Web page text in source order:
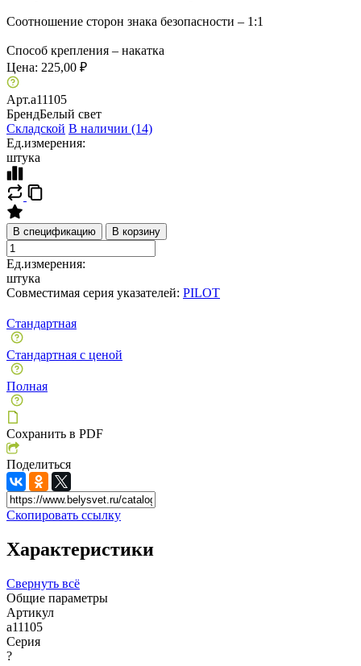
Соотношение сторон знака безопасности – 1:1
Способ крепления – накатка
Цена: 225,00 ₽
Арт.a11105
БрендБелый свет
Складской В наличии (14)
Ед.измерения:
штука
В спецификацию В корзину
Ед.измерения:
штука
Совместимая серия указателей: PILOT
Стандартная
Стандартная с ценой
Полная
Сохранить в PDF
Поделиться
Скопировать ссылку
Характеристики
Свернуть всё
Общие параметры
Артикул
a11105
Серия
?